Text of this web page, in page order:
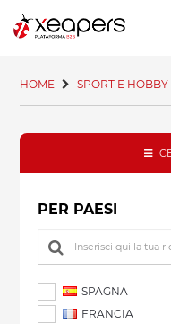
HOME SPORT E HOBBY
PER PAESI
SPAGNA
FRANCIA